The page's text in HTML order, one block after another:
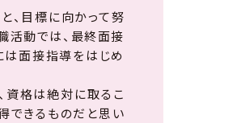
、目標に向かって努
活動では、最終面接
は面接指導をはじめ
資格は絶対に取るこ
できるものだと思い